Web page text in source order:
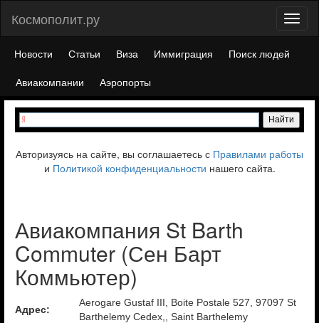
Космополит.ру
Новости Статьи Виза Иммиграция
Поиск людей
Авиакомпании
Аэропорты
Авторизуясь на сайте, вы соглашаетесь с Правилами работы
и Политикой конфиденциальности нашего сайта.
Авиакомпания St Barth
Commuter (Сен Барт
Коммьютер)
Адрес:
Aerogare Gustaf III, Boite Postale 527, 97097 St
Barthelemy Cedex,, Saint Barthelemy